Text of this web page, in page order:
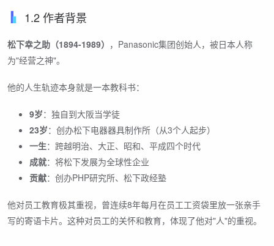
1.2 作者背景
松下幸之助（1894-1989） ，Panasonic集团创始人，被日本人称
为"经营之神"。
他的人生轨迹本身就是一本教科书：
9岁：独自到大阪当学徒
23岁：创办松下电器器具制作所（从3个人起步）
一生：跨越明治、大正、昭和、平成四个时代
成就：将松下发展为全球性企业
贡献：创办PHP研究所、松下政经塾
他对员工教育极其重视，曾连续8年每月在员工工资袋里放一张亲手
写的寄语卡片。这种对员工的关怀和教育，体现了他对"人"的重视。